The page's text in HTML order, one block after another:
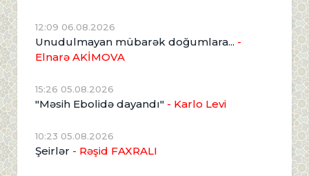
12:09 06.08.2026
Unudulmayan mübarək doğumlara... -
Elnarə AKİMOVA
15:26 05.08.2026
"Məsih Ebolidə dayandı" - Karlo Levi
10:23 05.08.2026
Şeirlər - Rəşid FAXRALI